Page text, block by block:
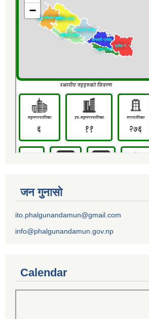
जन गुनासो
ito.phalgunandamun@gmail.com
info@phalgunandamun.gov.np
Calendar